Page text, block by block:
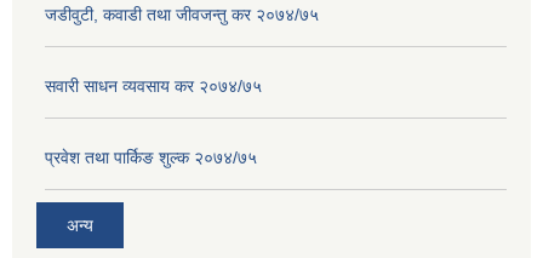
जडीवुटी, कवाडी तथा जीवजन्तु कर २०७४/७५
सवारी साधन व्यवसाय कर २०७४/७५
प्रवेश तथा पार्किङ शुल्क २०७४/७५
अन्य